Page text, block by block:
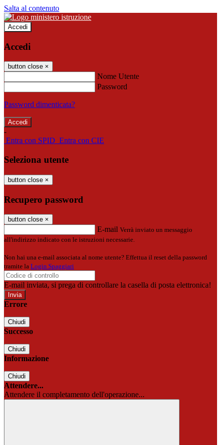
Salta al contenuto
Accedi
Accedi
button close ×
Nome Utente
Password
Password dimenticata?
-
Entra con SPID Entra con CIE
Seleziona utente
button close ×
Recupero password
button close ×
E-mail Verrà inviato un messaggio
all'indirizzo indicato con le istruzioni necessarie.
Non hai una e-mail associata al nome utente? Effettua il reset della password
tramite la Login Spaggiari
E-mail inviata, si prega di controllare la casella di posta elettronica!
Errore
Chiudi
Successo
Chiudi
Informazione
Chiudi
Attendere...
Attendere il completamento dell'operazione...